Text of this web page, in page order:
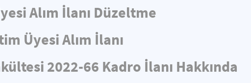
Alım İlanı Düzeltme
Üyesi Alım İlanı
2022-66 Kadro İlanı Hakkında